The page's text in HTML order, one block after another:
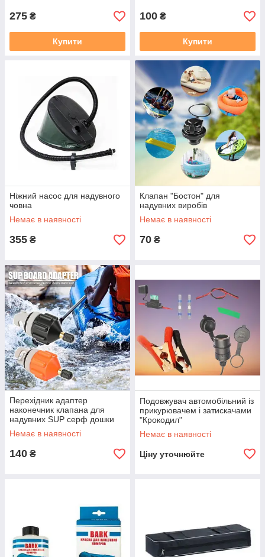
275 ₴
Купити
100 ₴
Купити
Ніжний насос для надувного
човна
Немає в наявності
355 ₴
Клапан "Бостон" для
надувних виробів
Немає в наявності
70 ₴
Перехідник адаптер
наконечник клапана для
надувних SUP серф дошки
човна
Немає в наявності
140 ₴
Подовжувач автомобільний із
прикурювачем і затискачами
"Крокодил"
Немає в наявності
Ціну уточнюйте